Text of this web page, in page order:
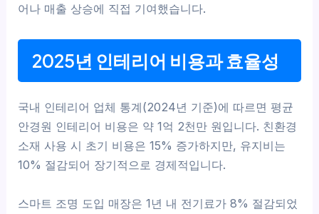
어나 매출 상승에 직접 기여했습니다.
2025년 인테리어 비용과 효율성
국내 인테리어 업체 통계(2024년 기준)에 따르면 평균
안경원 인테리어 비용은 약 1억 2천만 원입니다. 친환경
소재 사용 시 초기 비용은 15% 증가하지만, 유지비는
10% 절감되어 장기적으로 경제적입니다.
스마트 조명 도입 매장은 1년 내 전기료가 8% 절감되었